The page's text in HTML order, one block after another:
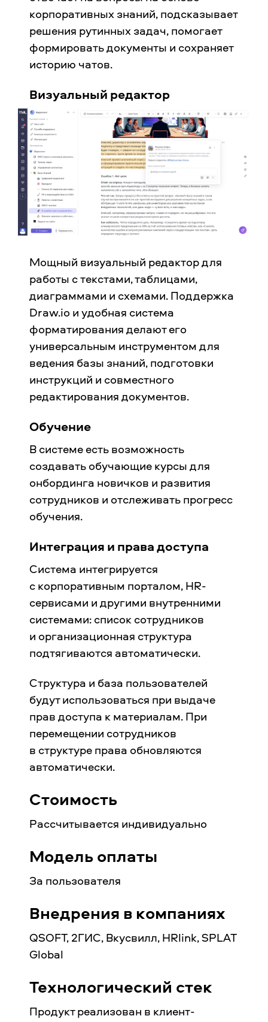
корпоративных знаний, подсказывает
решения рутинных задач, помогает
формировать документы и сохраняет
историю чатов.
Визуальный редактор
Мощный визуальный редактор для
работы с текстами, таблицами,
диаграммами и схемами. Поддержка
Draw.io и удобная система
форматирования делают его
универсальным инструментом для
ведения базы знаний, подготовки
инструкций и совместного
редактирования документов.
Обучение
В системе есть возможность
создавать обучающие курсы для
онбординга новичков и развития
сотрудников и отслеживать прогресс
обучения.
Интеграция и права доступа
Система интегрируется
с корпоративным порталом, HR-
сервисами и другими внутренними
системами: список сотрудников
и организационная структура
подтягиваются автоматически.
Структура и база пользователей
будут использоваться при выдаче
прав доступа к материалам. При
перемещении сотрудников
в структуре права обновляются
автоматически.
Стоимость
Рассчитывается индивидуально
Модель оплаты
За пользователя
Внедрения в компаниях
QSOFT, 2ГИС, Вкусвилл, HRlink, SPLAT
Global
Технологический стек
Продукт реализован в клиент-